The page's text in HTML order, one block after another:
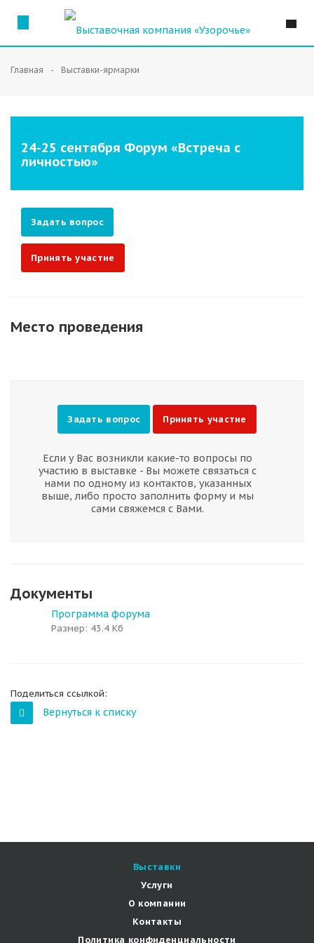
Главная Выставки-ярмарки
24-25 сентября Форум «Встреча с
личностью»
Задать вопрос
Принять участие
Место проведения
Задать вопрос Принять участие
Если у Вас возникли какие-то вопросы по
участию в выставке - Вы можете связаться с
нами по одному из контактов, указанных
выше, либо просто заполнить форму и мы
сами свяжемся с Вами.
Документы
Программа форума
Размер: 43.4 Кб
Поделиться ссылкой:
Вернуться к списку
Выставки
Услуги
О компании
Контакты
Политика конфиденциальности